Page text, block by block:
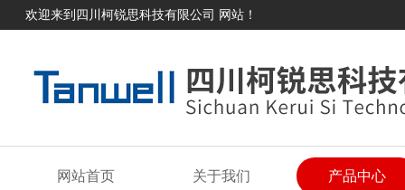
欢迎来到四川柯锐思科技有限公司 网站！
网站首页 关于我们 产品中心